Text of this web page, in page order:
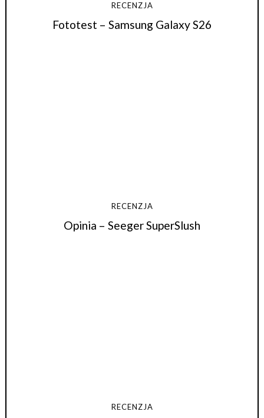
RECENZJA
Fototest – Samsung Galaxy S26
RECENZJA
Opinia – Seeger SuperSlush
RECENZJA